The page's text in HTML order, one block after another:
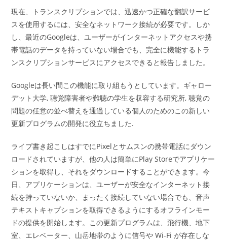
現在、トランスクリプションでは、迅速かつ正確な翻訳サービ
スを使用するには、安全なネットワーク接続が必要です。しか
し、最近のGoogleは、ユーザーがインターネットアクセスや携
帯電話のデータを持っていない場合でも、完全に機能するトラ
ンスクリプションサービスにアクセスできると報告しました。
Googleは長い間この機能に取り組もうとしています。ギャロー
デット大学, 聴覚障害者や難聴の学生を収容する研究所, 聴覚の
問題の任意の並べ替えを通過している個人のためのこの新しい
更新プログラムの開発に役立ちました.
ライブ書き起こしはすでにPixelとサムスンの携帯電話にダウン
ロードされていますが、他の人は簡単にPlay Storeでアプリケー
ションを取得し、それをダウンロードすることができます。今
日、アプリケーションは、ユーザーが安全なインターネット接
続を持っていないか、まったく接続していない場合でも、音声
テキストキャプションを取得できるようにするオフラインモー
ドの提供を開始します。この更新プログラムは、飛行機、地下
室、エレベーター、山岳地帯のように信号や Wi-Fi が存在しな